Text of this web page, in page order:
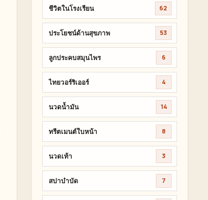
ชีวิตในโรงเรียน 62
ประโยชน์ด้านสุขภาพ 53
ลูกประคบสมุนไพร 6
ไทยวอร์ริเออร์ 4
นวดน้ำมัน 14
ทรีตเมนต์ใบหน้า 8
นวดเท้า 3
สปาบำบัด 7